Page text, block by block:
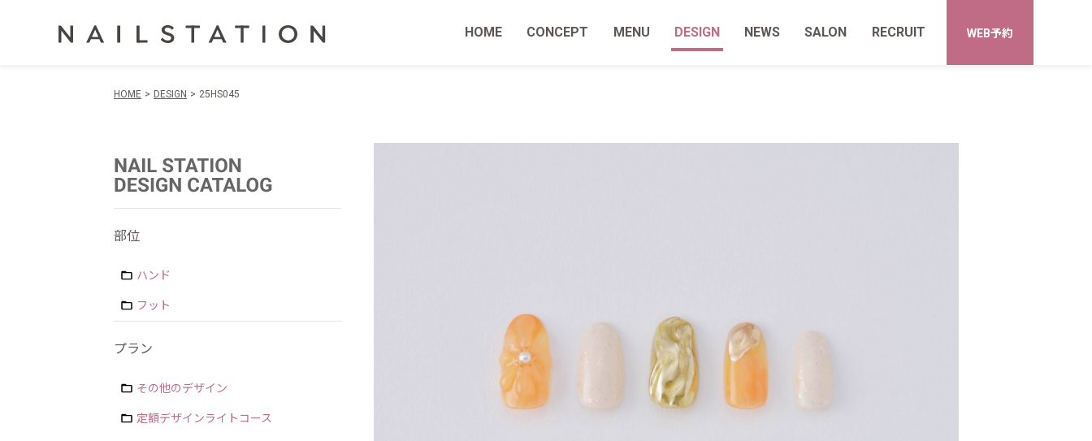
HOME CONCEPT MENU DESIGN NEWS SALON RECRUIT WEB予約
HOME DESIGN 25HS045
部位
ハンド
フット
プラン
その他のデザイン
定額デザインライトコース